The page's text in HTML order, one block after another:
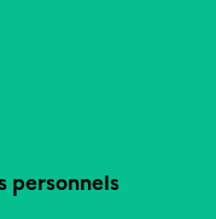
personnels